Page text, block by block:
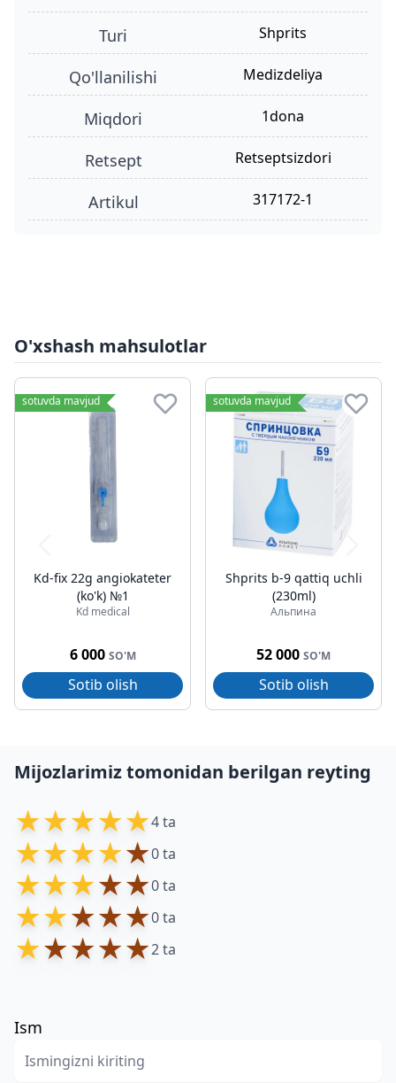
turi shprits
qo'llanilishi Medizdeliya
miqdori 1dona
retsept retseptsizdori
Artikul 317172-1
O'xshash mahsulotlar
sotuvda mavjud
Kd-fix 22g angiokateter
(ko'k) №1
Kd medical
6 000 SO'M
Sotib olish
sotuvda mavjud
Shprits b-9 qattiq uchli
(230ml)
Альпина
52 000 SO'M
Sotib olish
Mijozlarimiz tomonidan berilgan reyting
★★★★★4 ta
★★★★★0 ta
★★★★★0 ta
★★★★★0 ta
★★★★★2 ta
Ism